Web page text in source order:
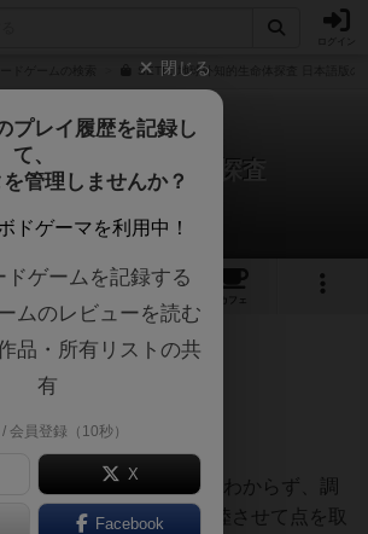
SETI：地球外知的生命体探査 日本語版の
地球外知的生命体探査
oliberさんのレビュー
1 13
カフェ
7ヶ月前
。
多すぎて何が強いのかもわからず、調
すら探査機を衛星に着陸させて点を取
閉じる
プレイ履歴を記録し
て、
管理しませんか？
ドゲーマを利用中！
ドゲームを記録する
ムのレビューを読む
品・所有リストの共
有
会員登録（10秒）
X
Facebook